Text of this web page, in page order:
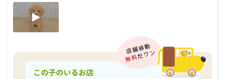
この子のいるお店